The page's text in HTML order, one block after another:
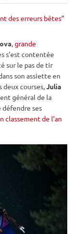
des erreurs bêtes”
,grande
s’est contentée
sur le pas de tir
son assiette en
deux courses,Julia
général de la
défendre ses
classement de l’an